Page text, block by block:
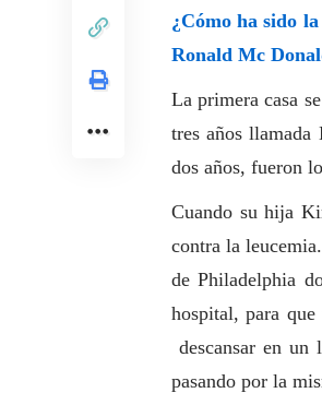
¿Cómo ha sido
Ronald Mc
La primera casa
tres años
dos años, fueron
Cuando su hija
contra la
de Philadelphia
hospital, para
descansar en
pasando por la